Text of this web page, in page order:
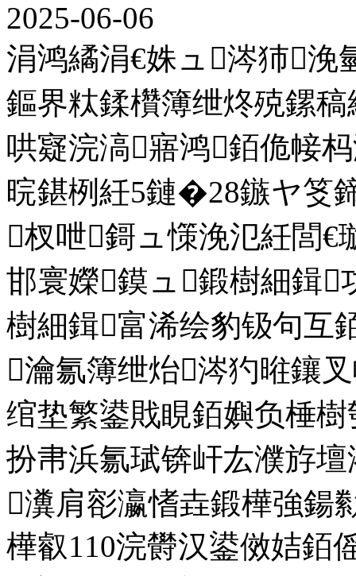
2025-06-06
涓鸿繘涓€姝ュ涔犻浼
鏂界粏鍒欑簿绁炵殑鏍
哄寲浣滈寤鸿銆佹帹
晥鍖栵紝5鏈�28鏃ヤ笅
杈呭鎶ュ憡浼氾紝閭€
邯寰嬫鏌ュ鍛樹細鍓
樹細鍓富浠绘豹钑句互
瀹氱簿绁炲涔犳暀鑲
绾垫繁鍙戝睍銆嬩负棰
扮帇浜氱珷锛屽厷濮斿
瀵肩彮瀛愭垚鍛樺強鍚
樺叡110浣欎汉鍙傚姞銆